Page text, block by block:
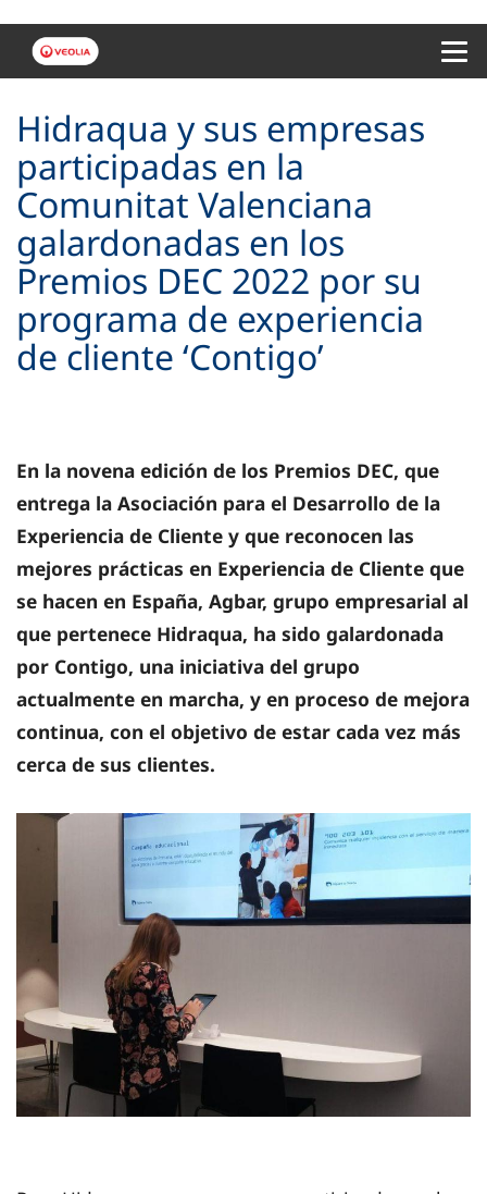
Hidraqua y sus empresas
participadas en la
Comunitat Valenciana
galardonadas en los
Premios DEC 2022 por su
programa de experiencia
de cliente ‘Contigo’
En la novena edición de los Premios DEC, que
entrega la Asociación para el Desarrollo de la
Experiencia de Cliente y que reconocen las
mejores prácticas en Experiencia de Cliente que
se hacen en España, Agbar, grupo empresarial al
que pertenece Hidraqua, ha sido galardonada
por Contigo, una iniciativa del grupo
actualmente en marcha, y en proceso de mejora
continua, con el objetivo de estar cada vez más
cerca de sus clientes.